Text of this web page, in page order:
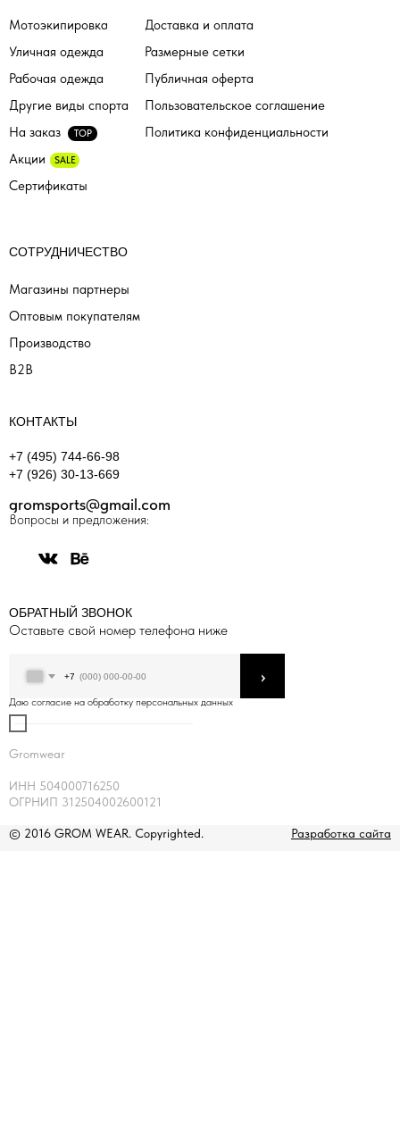
Мотоэкипировка
Уличная одежда
Рабочая одежда
На заказ TOP
Доставка и оплата
Производство
Размерные сетки
Публичная оферта
Пользовательское соглашение
СОТРУДНИЧЕСТВО
Магазины партнеры
Оптовым покупателям
Акции SALE
КОНТАКТЫ
+7 (495) 744-66-98
+7 (926) 30-13-669
gromsports@gmail.com
Gromwear
ИНН 504000716250
ОГРНИП 312504002600121
© 2016 GROM WEAR. Copyrighted. Разработка сайта
Вопросы и предложения:
ОБРАТНЫЙ ЗВОНОК
Оставьте свой номер телефона ниже
+7
Даю согласие на обработку персональных данных
›
Политика конфиденциальности
Сертификаты
Другие виды спорта
B2B